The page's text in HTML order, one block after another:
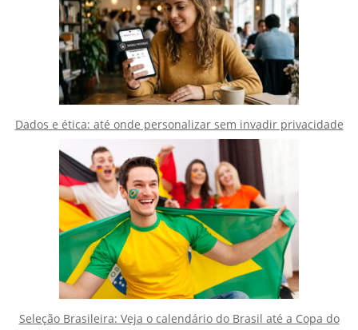
Dados e ética: até onde personalizar sem invadir privacidade
Seleção Brasileira: Veja o calendário do Brasil até a Copa do